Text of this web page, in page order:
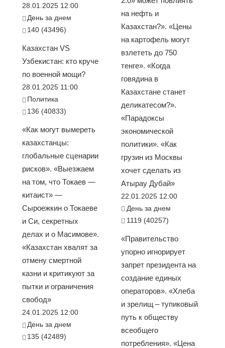
28.01.2025 12:00
День за днем
140 (43496)
Казахстан VS
Узбекистан: кто круче
по военной мощи?
28.01.2025 11:00
Политика
136 (40833)
«Как могут вымереть
казахстанцы:
глобальные сценарии
рисков». «Выезжаем
на том, что Токаев —
китаист» —
Сыроежкин о Токаеве
и Си, секретных
делах и о Масимове».
«Казахстан хвалят за
отмену смертной
казни и критикуют за
пытки и ограничения
свобод»
24.01.2025 12:00
День за днем
135 (42489)
на нефть и
Казахстан?». «Цены
на картофель могут
взлететь до 750
тенге». «Когда
говядина в
Казахстане станет
деликатесом?».
«Парадоксы
экономической
политики». «Как
грузин из Москвы
хочет сделать из
Атырау Дубай»
22.01.2025 12:00
День за днем
1119 (40257)
«Правительство
упорно игнорирует
запрет президента на
создание единых
операторов». «Хлеба
и зрелищ – тупиковый
путь к обществу
всеобщего
потребления». «Цена